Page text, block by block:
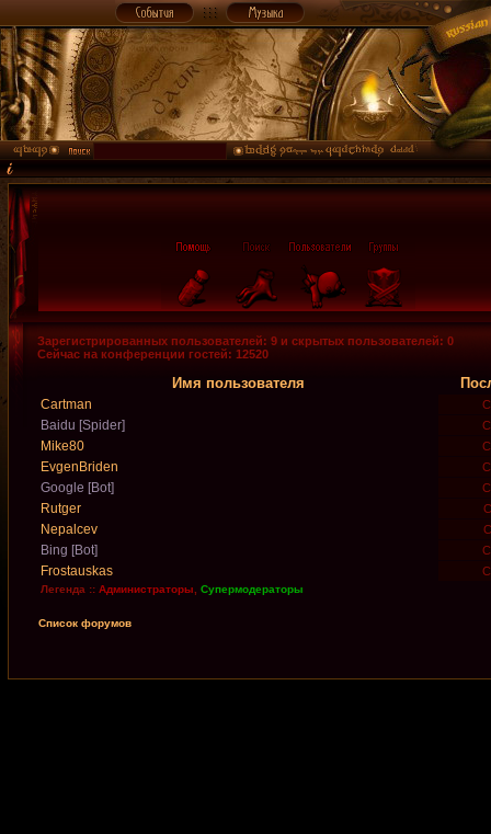
Зарегистрированных пользователей: 9 и скрытых пользователей: 0
Сейчас на конференции гостей: 12520
Имя пользователя
Cartman
Baidu [Spider]
Mike80
EvgenBriden
Google [Bot]
Rutger
Nepalcev
Bing [Bot]
Frostauskas
Легенда :: Администраторы Супермодераторы
Список форумов